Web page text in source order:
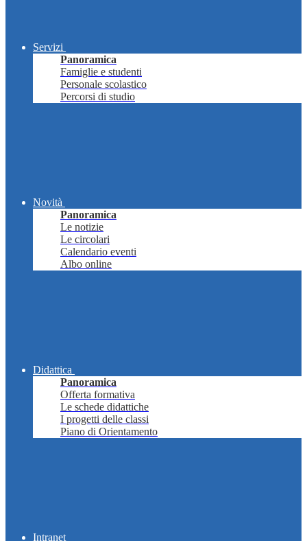
Servizi
Panoramica
Famiglie e studenti
Personale scolastico
Percorsi di studio
Novità
Panoramica
Le notizie
Le circolari
Calendario eventi
Albo online
Didattica
Panoramica
Offerta formativa
Le schede didattiche
I progetti delle classi
Piano di Orientamento
Intranet